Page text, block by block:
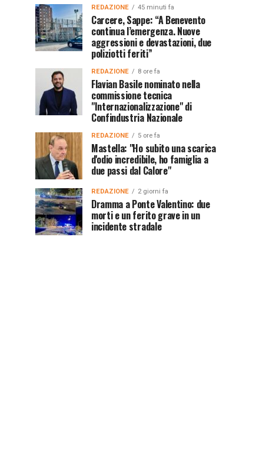
REDAZIONE 45 minuti fa
Carcere, Sappe: “A Benevento
continua l’emergenza. Nuove
aggressioni e devastazioni, due
poliziotti feriti”
REDAZIONE 8 ore fa
Flavian Basile nominato nella
commissione tecnica
"Internazionalizzazione" di
Confindustria Nazionale
REDAZIONE 5 ore fa
Mastella: "Ho subito una scarica
d'odio incredibile, ho famiglia a
due passi dal Calore"
REDAZIONE 2 giorni fa
Dramma a Ponte Valentino: due
morti e un ferito grave in un
incidente stradale